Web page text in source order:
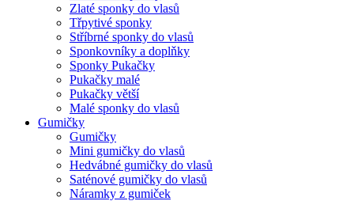
Zlaté sponky do vlasů
Třpytivé sponky
Stříbrné sponky do vlasů
Sponkovníky a doplňky
Sponky Pukačky
Pukačky malé
Pukačky větší
Malé sponky do vlasů
Gumičky
Gumičky
Mini gumičky do vlasů
Hedvábné gumičky do vlasů
Saténové gumičky do vlasů
Náramky z gumiček